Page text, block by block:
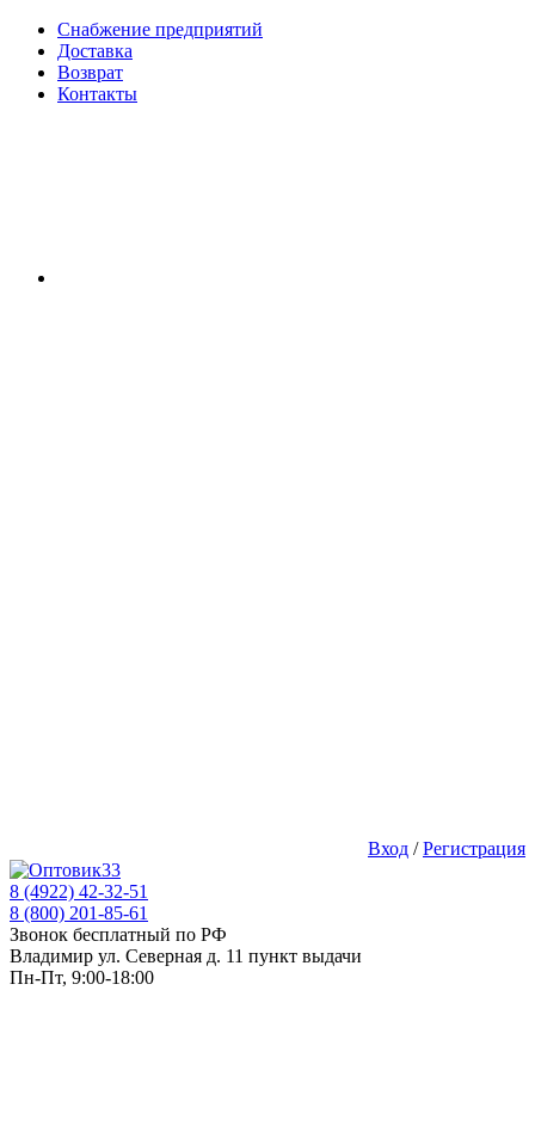
Снабжение предприятий
Доставка
Возврат
Контакты
Вход /Регистрация
8 (4922) 42-32-51
8 (800) 201-85-61
Звонок бесплатный по РФ
Владимир ул. Северная д. 11 пункт выдачи
Пн-Пт, 9:00-18:00